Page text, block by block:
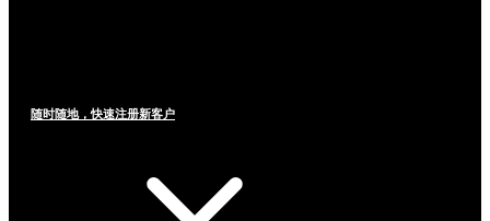
随时随地，快速注册新客户